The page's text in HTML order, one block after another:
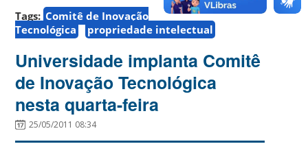
a
UFSC
protocolou
20
pedidos
de
proteção
de
propriedade
Tags: Comitê de Inovação
Tecnológica
propriedade intelectual
Universidade implanta Comitê
de Inovação Tecnológica
nesta quarta-feira
25/05/2011 08:34